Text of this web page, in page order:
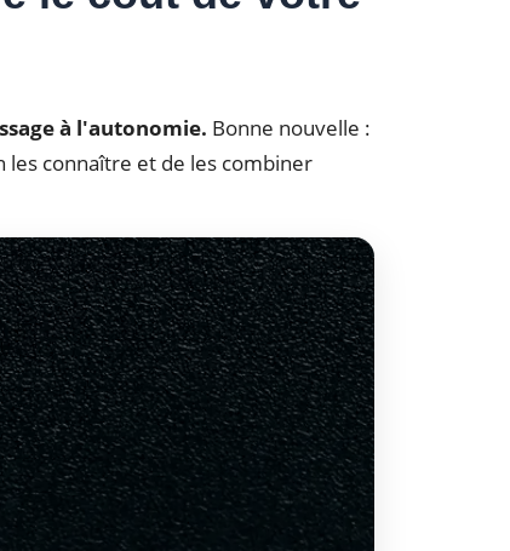
à l'autonomie. Bonne nouvelle :
connaître et de les combiner